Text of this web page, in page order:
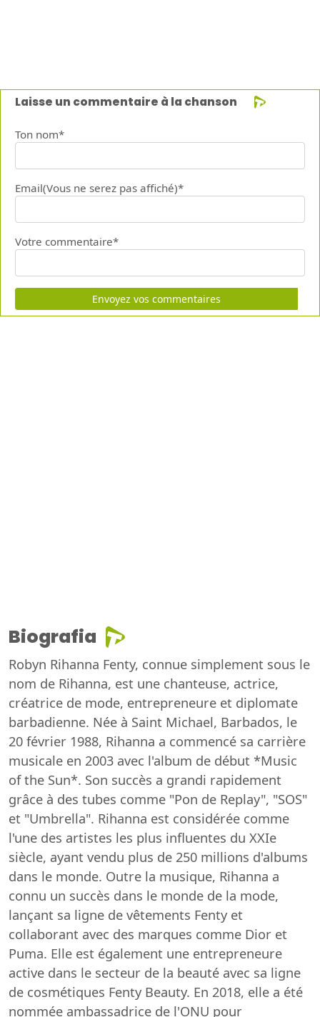
Laisse un commentaire à la chanson
Ton nom*
Email(Vous ne serez pas affiché)*
Votre commentaire*
Envoyez vos commentaires
Biografia
Robyn Rihanna Fenty, connue simplement sous le
nom de Rihanna, est une chanteuse, actrice,
créatrice de mode, entrepreneure et diplomate
barbadienne. Née à Saint Michael, Barbados, le
20 février 1988, Rihanna a commencé sa carrière
musicale en 2003 avec l'album de début *Music
of the Sun*. Son succès a grandi rapidement
grâce à des tubes comme "Pon de Replay", "SOS"
et "Umbrella". Rihanna est considérée comme
l'une des artistes les plus influentes du XXIe
siècle, ayant vendu plus de 250 millions d'albums
dans le monde. Outre la musique, Rihanna a
connu un succès dans le monde de la mode,
lançant sa ligne de vêtements Fenty et
collaborant avec des marques comme Dior et
Puma. Elle est également une entrepreneure
active dans le secteur de la beauté avec sa ligne
de cosmétiques Fenty Beauty. En 2018, elle a été
nommée ambassadrice de l'ONU pour